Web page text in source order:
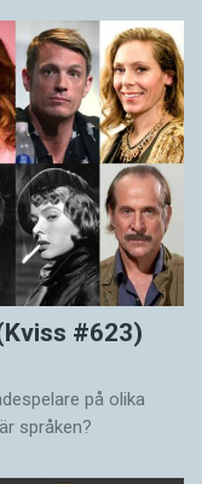
#623)
på olika
språken?